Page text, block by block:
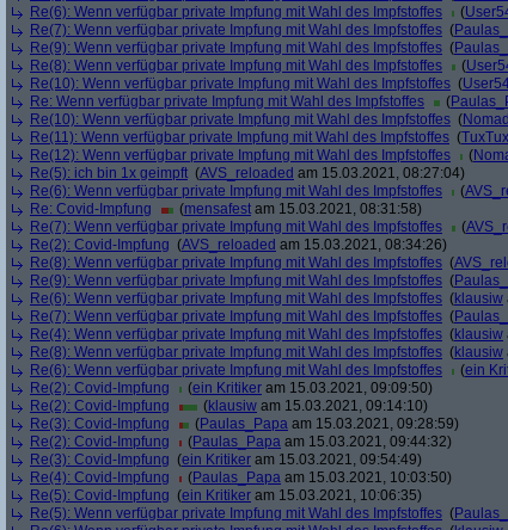
Re(6): Wenn verfügbar private Impfung mit Wahl des Impfstoffes
(
Re(7): Wenn verfügbar private Impfung mit Wahl des Impfstoffes (
Re(9): Wenn verfügbar private Impfung mit Wahl des Impfstoffes (
Re(8): Wenn verfügbar private Impfung mit Wahl des Impfstoffes
(
Re(10): Wenn verfügbar private Impfung mit Wahl des Impfstoffes (
Re: Wenn verfügbar private Impfung mit Wahl des Impfstoffes
(
Re(10): Wenn verfügbar private Impfung mit Wahl des Impfstoffes (
Re(11): Wenn verfügbar private Impfung mit Wahl des Impfstoffes (TuxTux
Re(12): Wenn verfügbar private Impfung mit Wahl des Impfstoffes
(
Re(5): ich bin 1x geimpft (AVS_reloaded am 15.03.2021, 08:27:04)
Re(6): Wenn verfügbar private Impfung mit Wahl des Impfstoffes
(
Re: Covid-Impfung
(mensafest am 15.03.2021, 08:31:58)
Re(7): Wenn verfügbar private Impfung mit Wahl des Impfstoffes
(
Re(2): Covid-Impfung (AVS_reloaded am 15.03.2021, 08:34:26)
Re(8): Wenn verfügbar private Impfung mit Wahl des Impfstoffes (
Re(9): Wenn verfügbar private Impfung mit Wahl des Impfstoffes (
Re(6): Wenn verfügbar private Impfung mit Wahl des Impfstoffes (klausiw
Re(7): Wenn verfügbar private Impfung mit Wahl des Impfstoffes (
Re(4): Wenn verfügbar private Impfung mit Wahl des Impfstoffes (klausiw
Re(8): Wenn verfügbar private Impfung mit Wahl des Impfstoffes (klausiw
Re(6): Wenn verfügbar private Impfung mit Wahl des Impfstoffes
(ein
Re(2): Covid-Impfung
(ein Kritiker am 15.03.2021, 09:09:50)
Re(2): Covid-Impfung
(klausiw am 15.03.2021, 09:14:10)
Re(3): Covid-Impfung
(Paulas_Papa am 15.03.2021, 09:28:59)
Re(2): Covid-Impfung
(Paulas_Papa am 15.03.2021, 09:44:32)
Re(3): Covid-Impfung (ein Kritiker am 15.03.2021, 09:54:49)
Re(4): Covid-Impfung
(Paulas_Papa am 15.03.2021, 10:03:50)
Re(5): Covid-Impfung (ein Kritiker am 15.03.2021, 10:06:35)
Re(5): Wenn verfügbar private Impfung mit Wahl des Impfstoffes (